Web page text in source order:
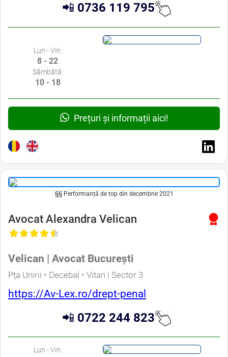
📲 0736 119 795
Lun - Vin:
8 - 22
Sâmbătă:
10 - 18
Prețuri și informații aici!
§§ Performanță de top din decembrie 2021
Avocat Alexandra Velican
Velican | Avocat București
Pța Unirii • Decebal • Vitan | Sector 3
https://Av-Lex.ro/drept-penal
📲 0722 244 823
Lun - Vin: